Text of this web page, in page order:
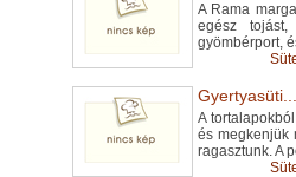
A Rama
egész
gyömbérport,
Gyertyasüti...
A
és megkenjük
ragasztunk. A